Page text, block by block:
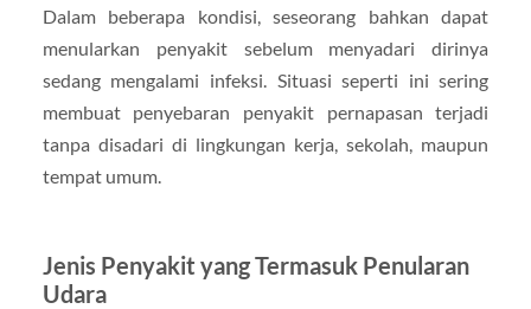
Dalam beberapa kondisi, seseorang bahkan dapat
menularkan penyakit sebelum menyadari dirinya
sedang mengalami infeksi. Situasi seperti ini sering
membuat penyebaran penyakit pernapasan terjadi
tanpa disadari di lingkungan kerja, sekolah, maupun
tempat umum.
Jenis Penyakit yang Termasuk Penularan
Udara